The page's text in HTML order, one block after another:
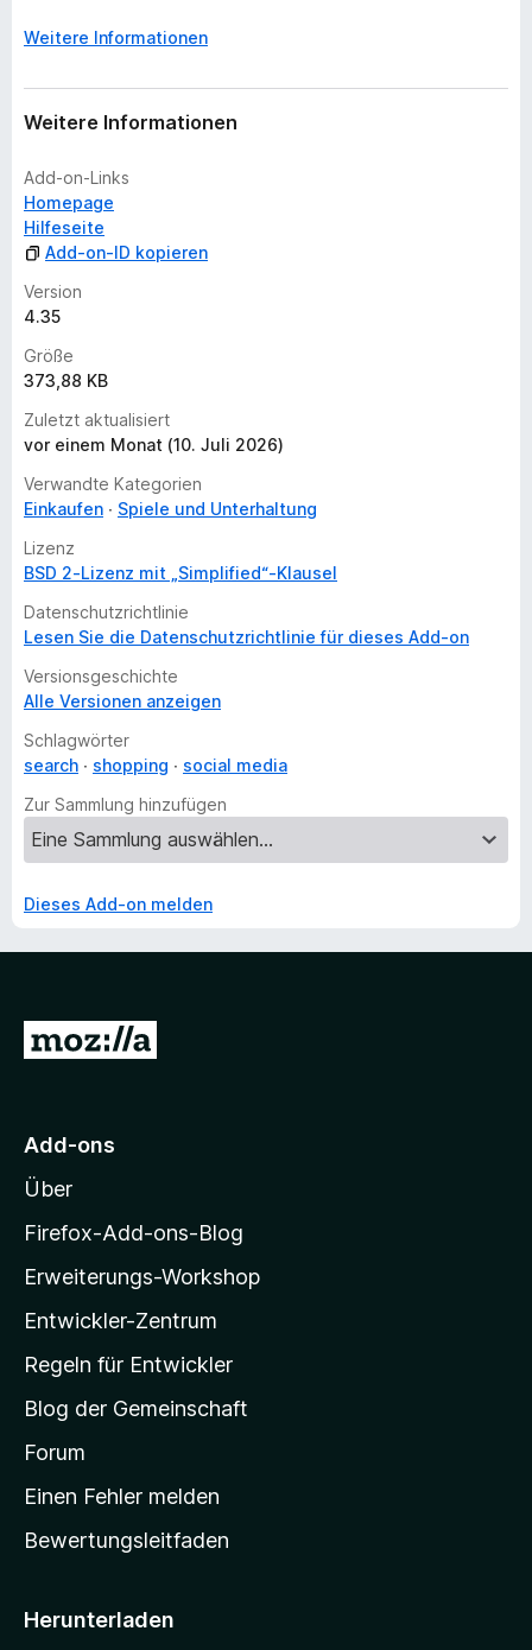
n
o
r
Weitere Informationen
Weitere Informationen
Add-on-Links
Homepage
Hilfeseite
Add-on-ID kopieren
Version
4.35
Größe
373,88 KB
Zuletzt aktualisiert
vor einem Monat (10. Juli 2026)
Verwandte Kategorien
Einkaufen
Spiele und Unterhaltung
Lizenz
BSD 2-Lizenz mit „Simplified“-Klausel
Datenschutzrichtlinie
Lesen Sie die Datenschutzrichtlinie für dieses Add-on
Versionsgeschichte
Alle Versionen anzeigen
Schlagwörter
search
shopping
social media
Zur Sammlung hinzufügen
Dieses Add-on melden
Z
M
z
i
l
a
-
t
a
r
s
i
Add-ons
Über
Firefox-Add-ons-Blog
Erweiterungs-Workshop
Entwickler-Zentrum
Regeln für Entwickler
Blog der Gemeinschaft
Forum
Einen Fehler melden
Bewertungsleitfaden
Herunterladen